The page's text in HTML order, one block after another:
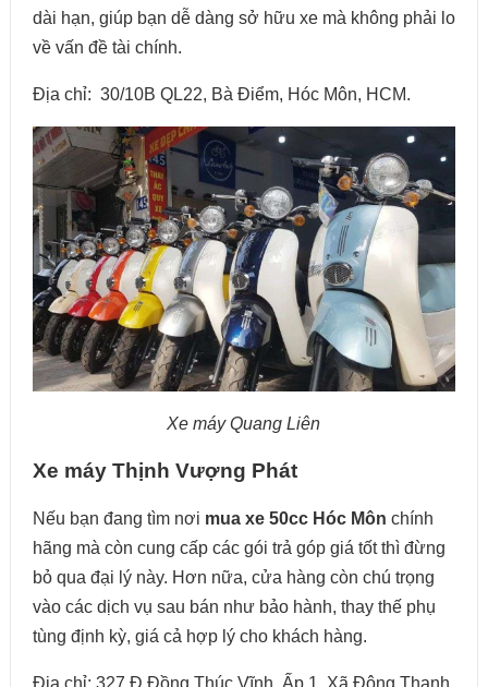
dài hạn, giúp bạn dễ dàng sở hữu xe mà không phải lo
về vấn đề tài chính.
Địa chỉ: 30/10B QL22, Bà Điểm, Hóc Môn, HCM.
Xe máy Quang Liên
Xe máy Thịnh Vượng Phát
Nếu bạn đang tìm nơi mua xe 50cc Hóc Môn chính
hãng mà còn cung cấp các gói trả góp giá tốt thì đừng
bỏ qua đại lý này. Hơn nữa, cửa hàng còn chú trọng
vào các dịch vụ sau bán như bảo hành, thay thế phụ
tùng định kỳ, giá cả hợp lý cho khách hàng.
Địa chỉ: 327 Đ.Đồng Thúc Vĩnh, Ấp 1, Xã Đông Thạnh,